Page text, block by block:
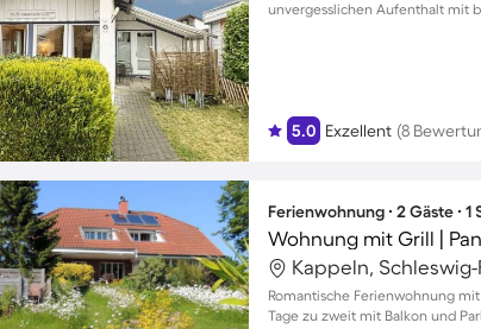
unvergesslichen Aufenthalt mit
5.0 Exzellent (8
Ferienwohnung ∙ 2 Gäste ∙
Wohnung mit Grill |
Kappeln,
Romantische Ferienwohnung
Tage zu zweit mit Balkon und